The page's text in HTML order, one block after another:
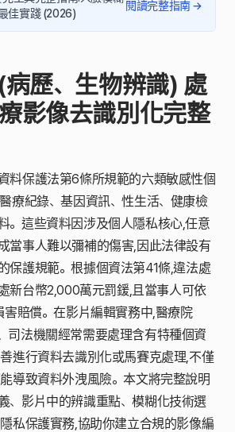
佳實踐 (2026)
閱讀完整指南 →
歷、生物辨識) 處
影像去識別化完整
料保護法第6條所規範的六類敏感性個
療紀錄、基因資訊、性生活、健康檢
。這些資料因涉及個人隱私核心,任意
當事人難以彌補的傷害,因此法律設有
保護規範。根據個資法第41條,違法處
新台幣2,000萬元罰鍰,且當事人可依
害賠償。在影片編輯實務中,醫療院
司法機關經常需要處理含有特種個資
進行資料去識別化或馬賽克處理,不僅
導致資料外洩風險。本文將完整說明
、影片中的辨識重點、模糊化技術選
私保護實務,協助你建立合規的影像編